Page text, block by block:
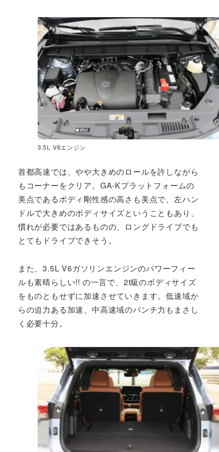
3.5L V6エンジン
首都高速では、やや大きめのロールを許しながら
もコーナーをクリア。GA-Kプラットフォームの
美点であるボディ剛性感の高さも美点で、左ハン
ドルで大きめのボディサイズということもあり、
慣れが必要ではあるものの、ロングドライブでも
とてもドライブできそう。
また、3.5L V6ガソリンエンジンのパワーフィー
ルも素晴らしい!! の一言で、2t級のボディサイズ
をものともせずに加速させていきます。低速域か
らの迫力ある加速、中高速域のパンチ力もまさし
く必要十分。